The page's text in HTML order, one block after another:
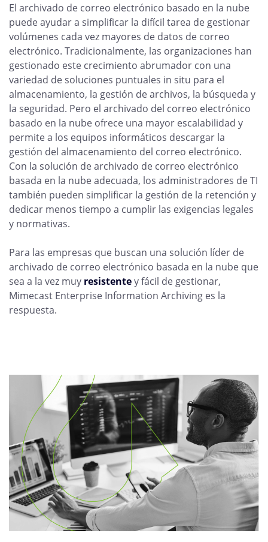
El archivado de correo electrónico basado en la nube
puede ayudar a simplificar la difícil tarea de gestionar
volúmenes cada vez mayores de datos de correo
electrónico. Tradicionalmente, las organizaciones han
gestionado este crecimiento abrumador con una
variedad de soluciones puntuales in situ para el
almacenamiento, la gestión de archivos, la búsqueda y
la seguridad. Pero el archivado del correo electrónico
basado en la nube ofrece una mayor escalabilidad y
permite a los equipos informáticos descargar la
gestión del almacenamiento del correo electrónico.
Con la solución de archivado de correo electrónico
basada en la nube adecuada, los administradores de TI
también pueden simplificar la gestión de la retención y
dedicar menos tiempo a cumplir las exigencias legales
y normativas.
Para las empresas que buscan una solución líder de
archivado de correo electrónico basada en la nube que
sea a la vez muy resistentey fácil de gestionar,
Mimecast Enterprise Information Archiving es la
respuesta.